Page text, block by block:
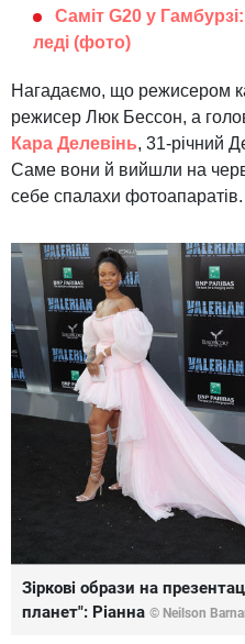
Саміт G20 у
леді (фото)
Нагадаємо, що режисером
режисер Люк Бессон, а
Кара Делевінь, 31-річний
Саме вони й вийшли на
себе спалахи фотоапаратів.
Зіркові образи на
планет": Ріанна © Neilson